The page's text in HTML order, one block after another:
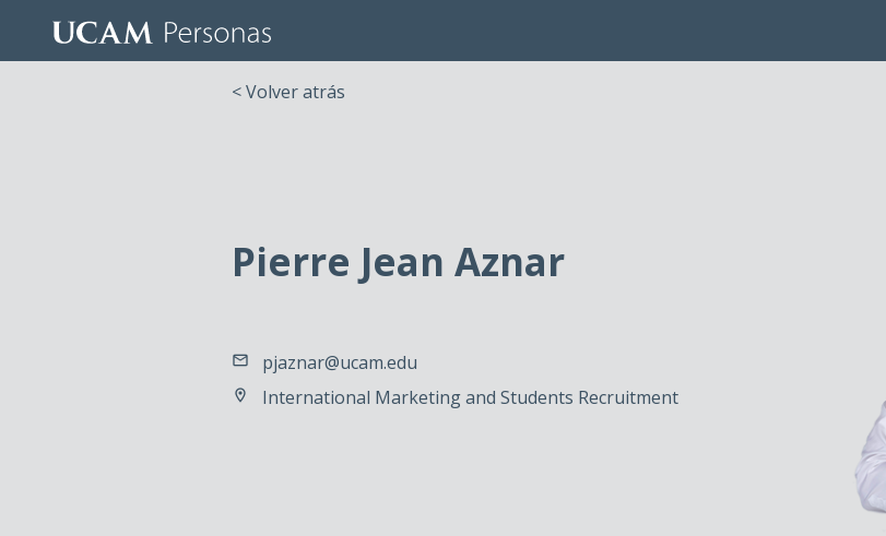
< Volver atrás
Pierre Jean Aznar
pjaznar@ucam.edu
International Marketing and Students Recruitment